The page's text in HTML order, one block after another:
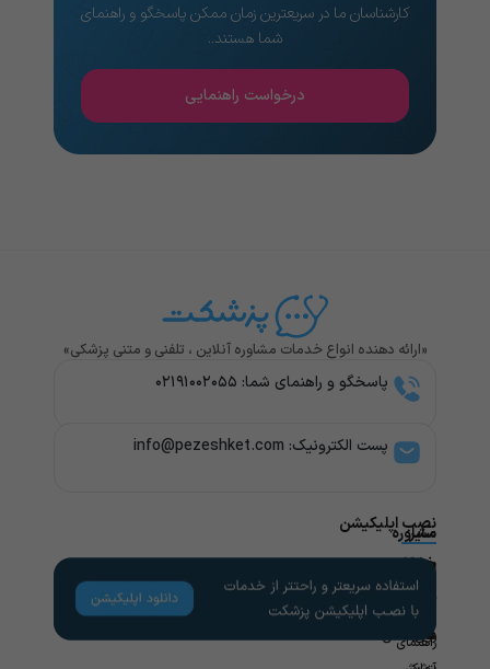
کارشناسان ما در سریعترین زمان ممکن پاسخگو و راهنمای
شما هستند..
درخواست راهنمایی
«ارائه دهنده انواع خدمات مشاوره آنلاین ، تلفنی و متنی پزشکی»
پاسخگو و راهنمای شما: ۰۲۱۹۱۰۰۲۰۵۵
پست الکترونیک: info@pezeshket.com​
مشاوره
پزشکی
تخصص
های
سایر
خدمات
مشاوره
روانشناسی
راهنمای
کاربران
راهنمای
لینک
های
مفید
نصب اپلیکیشن